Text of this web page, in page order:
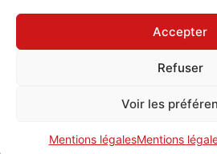
Accepter
Refuser
Voir les
Mentions légalesMentions
[wt_cli_manage_consent]